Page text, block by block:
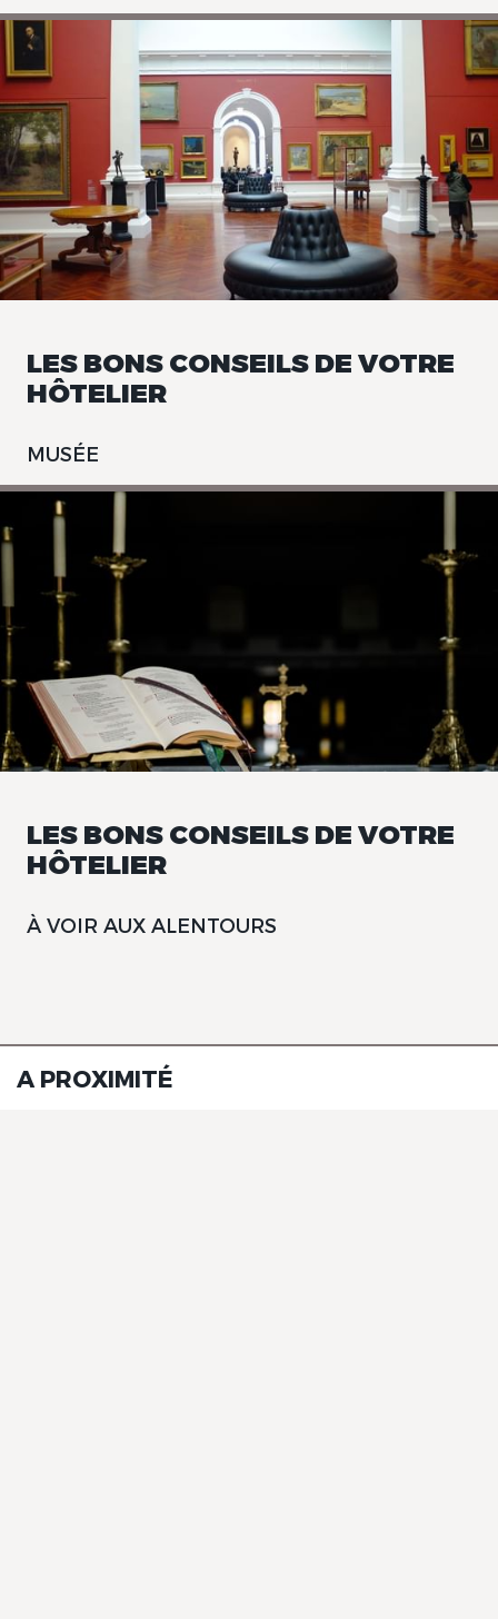
LES BONS CONSEILS DE VOTRE
HÔTELIER
MUSÉE
LES BONS CONSEILS DE VOTRE
HÔTELIER
À VOIR AUX ALENTOURS
A PROXIMITÉ